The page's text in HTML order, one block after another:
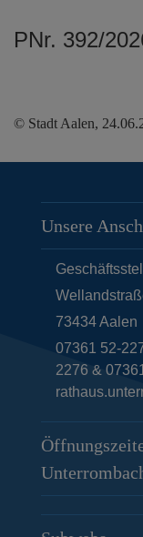
PNr. 392/
© Stadt Aalen,
Unsere
73434Aalen
07361 52-
2276 &